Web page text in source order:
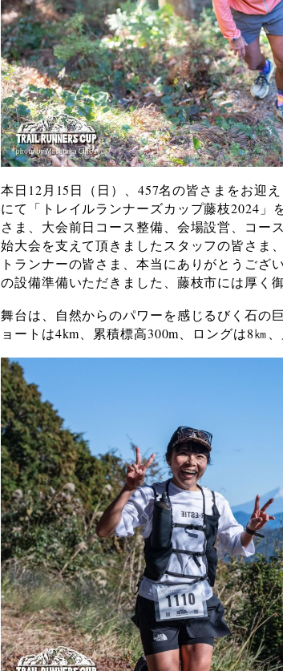
本日12月15日（日）、457名の皆さまをお迎
にて「トレイルランナーズカップ藤枝2024」
さま、大会前日コース整備、会場設営、コー
始大会を支えて頂きましたスタッフの皆さま
トランナーの皆さま、本当にありがとうござ
の設備準備いただきました、藤枝市には厚く
舞台は、自然からのパワーを感じるびく石の
ョートは4km、累積標高300m、ロングは8㎞、